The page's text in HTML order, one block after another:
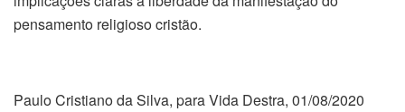
pensamento religioso cristão.
Paulo Cristiano da Silva, para Vida Destra, 01/08/2020